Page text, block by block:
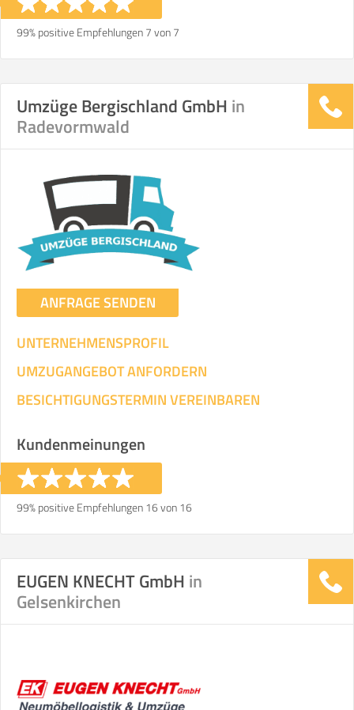
99% positive Empfehlungen 7 von 7
Umzüge Bergischland GmbH in
Radevormwald
ANFRAGE SENDEN
UNTERNEHMENSPROFIL
UMZUGANGEBOT ANFORDERN
BESICHTIGUNGSTERMIN VEREINBAREN
Kundenmeinungen
99% positive Empfehlungen 16 von 16
EUGEN KNECHT GmbH in
Gelsenkirchen